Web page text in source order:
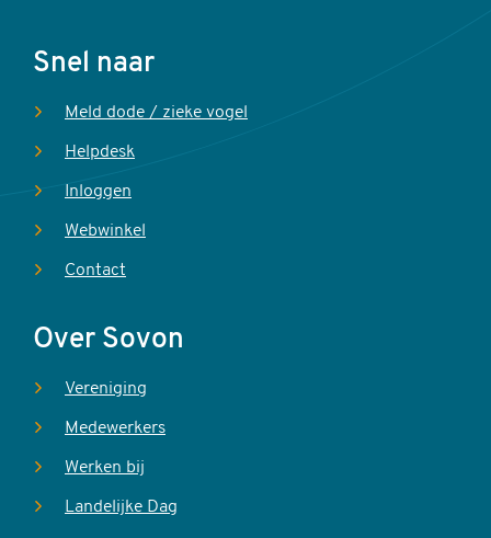
Voet
Snel naar
Meld dode / zieke vogel
Helpdesk
Inloggen
Webwinkel
Contact
Over Sovon
Vereniging
Medewerkers
Werken bij
Landelijke Dag